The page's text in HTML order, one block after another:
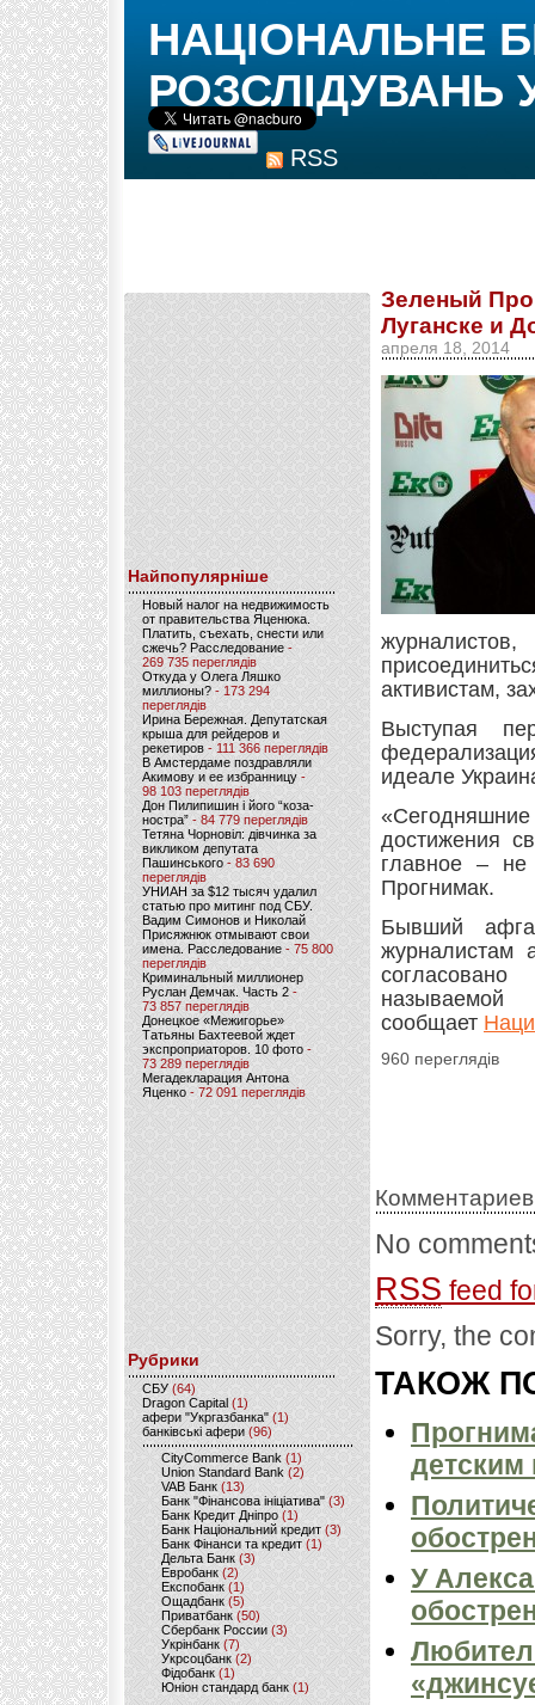
RSS
НАЦІОНАЛЬНЕ
РОЗСЛІДУВАНЬ
Найпопулярніше
Новый налог на недвижимость
от правительства Яценюка.
Платить, съехать, снести или
сжечь? Расследование-
269 735 переглядів
Откуда у Олега Ляшко
миллионы? - 173 294
переглядів
Ирина Бережная. Депутатская
крыша для рейдеров и
рекетиров - 111 366 переглядів
В Амстердаме поздравляли
Акимову и ее избранницу -
98 103 переглядів
Дон Пилипишин і його “коза-
ностра” - 84 779 переглядів
Тетяна Чорновіл: дівчинка за
викликом депутата
Пашинського- 83 690
переглядів
УНИАН за $12 тысяч удалил
статью про митинг под СБУ.
Вадим Симонов и Николай
Присяжнюк отмывают свои
имена. Расследование - 75 800
переглядів
Криминальный миллионер
Руслан Демчак. Часть 2-
73 857 переглядів
Донецкое «Межигорье»
Татьяны Бахтеевой ждет
экспроприаторов. 10 фото -
73 289 переглядів
Мегадекларация Антона
Яценко - 72 091 переглядів
Рубрики
CБУ (64)
Dragon Capital (1)
афери "Укргазбанка" (1)
банківські афери (96)
CityCommerce Bank (1)
Union Standard Bank (2)
VAB Банк (13)
Банк "Фінансова ініціатива" (3)
Банк Кредит Дніпро (1)
Банк Національний кредит (3)
Банк Фінанси та кредит (1)
Дельта Банк (3)
Евробанк(2)
Експобанк (1)
Ощадбанк(5)
Приватбанк (50)
Сбербанк России (3)
Укрінбанк(7)
Укрсоцбанк (2)
Фідобанк (1)
Юніон стандард банк(1)
Зеленый
Луганске и
апреля 18, 2014
активистам,
Выступая
идеале
достижения
главное – не
Прогнимак.
Бывший
журналистам
сообщает
960 переглядів
No
RSS feed
Sorry, the
ТАКОЖ
детским
У